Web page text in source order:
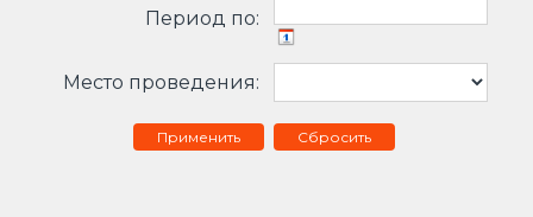
Период по:
Место проведения:
Сбросить